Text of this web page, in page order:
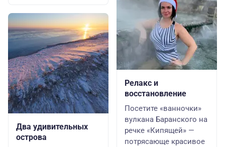
Два удивительных
острова
Релакс и
восстановление
Посетите «ванночки»
вулкана Баранского на
речке «Кипящей» —
потрясающе красивое